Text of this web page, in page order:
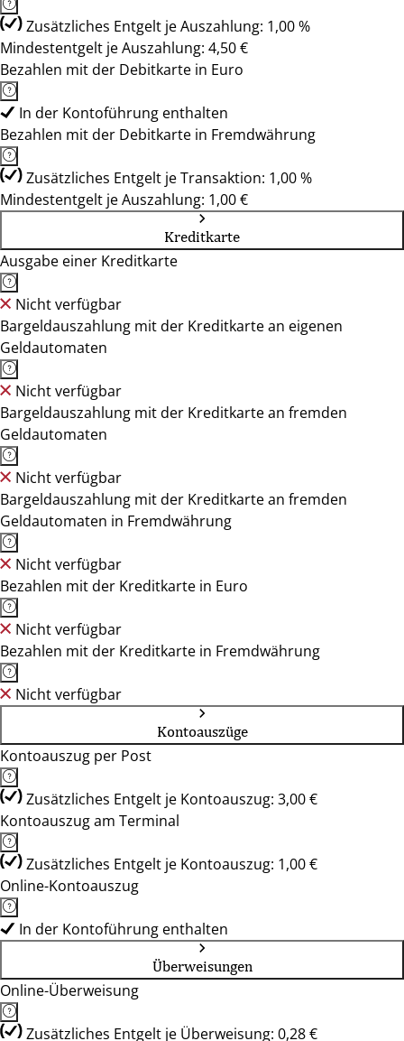
Zusätzliches Entgelt je Auszahlung: 1,00 %
Mindestentgelt je Auszahlung: 4,50 €
Bezahlen mit der Debitkarte in Euro
In der Kontoführung enthalten
Bezahlen mit der Debitkarte in Fremdwährung
Zusätzliches Entgelt je Transaktion: 1,00 %
Mindestentgelt je Auszahlung: 1,00 €
Kreditkarte
Ausgabe einer Kreditkarte
Nicht verfügbar
Bargeldauszahlung mit der Kreditkarte an eigenen
Geldautomaten
Nicht verfügbar
Bargeldauszahlung mit der Kreditkarte an fremden
Geldautomaten
Nicht verfügbar
Bargeldauszahlung mit der Kreditkarte an fremden
Geldautomaten in Fremdwährung
Nicht verfügbar
Bezahlen mit der Kreditkarte in Euro
Nicht verfügbar
Bezahlen mit der Kreditkarte in Fremdwährung
Nicht verfügbar
Kontoauszüge
Kontoauszug per Post
Zusätzliches Entgelt je Kontoauszug: 3,00 €
Kontoauszug am Terminal
Zusätzliches Entgelt je Kontoauszug: 1,00 €
Online-Kontoauszug
In der Kontoführung enthalten
Überweisungen
Online-Überweisung
Zusätzliches Entgelt je Überweisung: 0,28 €